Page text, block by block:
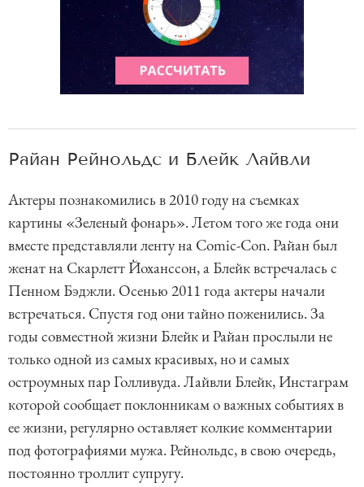
Райан Рейнольдс и Блейк Лайвли
Актеры познакомились в 2010 году на съемках
картины «Зеленый фонарь». Летом того же года они
вместе представляли ленту на Comic-Con. Райан был
женат на Скарлетт Йоханссон, а Блейк встречалась с
Пенном Бэджли. Осенью 2011 года актеры начали
встречаться. Спустя год они тайно поженились. За
годы совместной жизни Блейк и Райан прослыли не
только одной из самых красивых, но и самых
остроумных пар Голливуда. Лайвли Блейк, Инстаграм
которой сообщает поклонникам о важных событиях в
ее жизни, регулярно оставляет колкие комментарии
под фотографиями мужа. Рейнольдс, в свою очередь,
постоянно троллит супругу.